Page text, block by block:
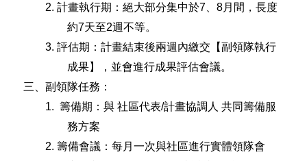
2. 計畫執行期：絕大部分集中於7 8月間，長度
約7天至2週不等。
3. 評估期：計畫結束後兩週內繳交【副領隊執行
成果】，並會進行成果評估會議。
三、副 領隊任務：
1. 籌備期：與 社區代表/計畫協調人 共同籌備服
務方案
2. 籌備會議：每月一次與社區進行實體領隊會